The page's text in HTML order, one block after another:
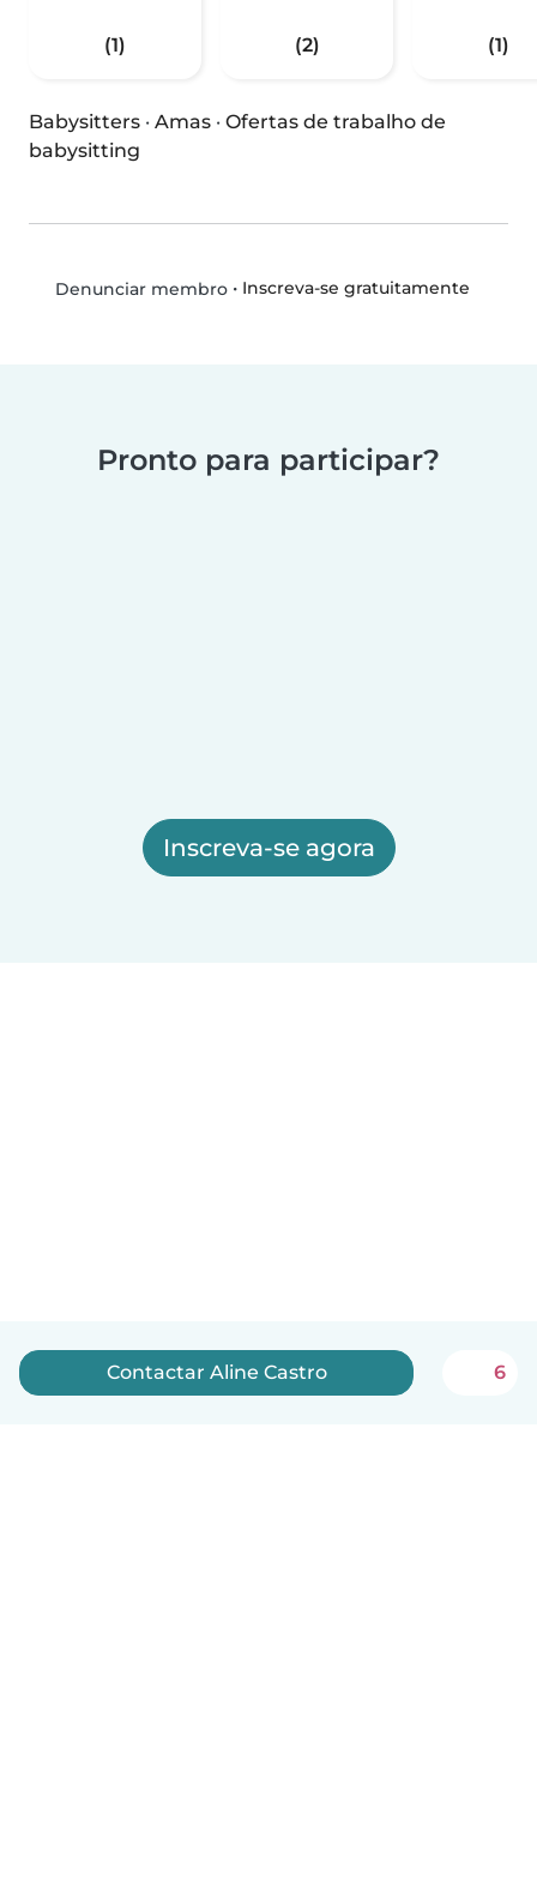
(1) (2) (1)
Babysitters · Amas · Ofertas de trabalho de
babysitting
Denunciar membro• Inscreva-se gratuitamente
Pronto para participar?
Inscreva-se agora
Contactar Aline Castro 6